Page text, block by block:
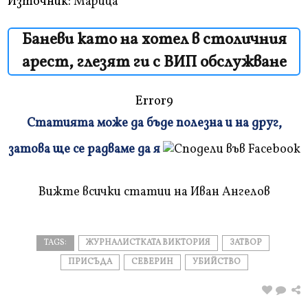
Баневи като на хотел в столичния
арест, глезят ги с ВИП обслужване
Error9
и
Статията може да бъде полезна и на друг,
затова ще се радваме да я
Вижте всички статии на Иван Ангелов
TAGS: ЖУРНАЛИСТКАТА ВИКТОРИЯ
ЗАТВОР
ПРИСЪДА
СЕВЕРИН УБИЙСТВО